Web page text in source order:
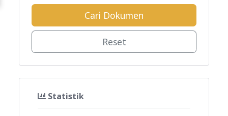
Cari Dokumen
Reset
Statistik